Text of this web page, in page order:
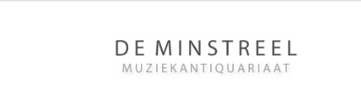
Ga
door
Ga
naar